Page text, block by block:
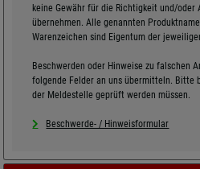
keine Gewähr für die Richtigkeit und/
übernehmen. Alle genannten
Warenzeichen sind Eigentum der
Beschwerden oder Hinweise zu falschen
folgende Felder an uns übermitteln. Bitte
der Meldestelle geprüft werden müssen.
Beschwerde- / Hinweisformular